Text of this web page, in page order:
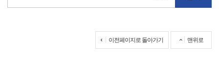
이전페이지로 돌아가기 맨위로